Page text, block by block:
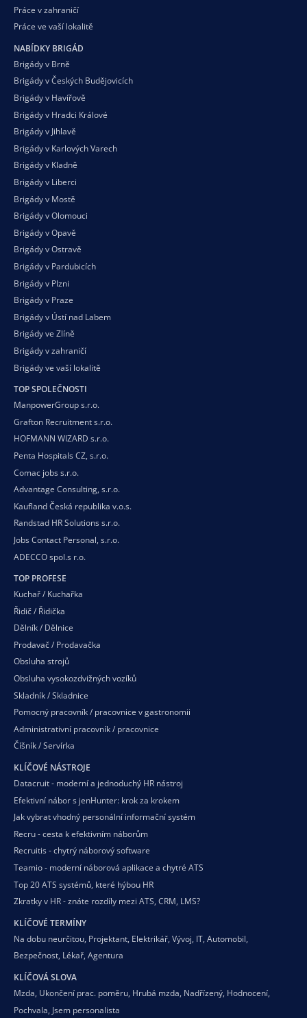
Práce v zahraničí
Práce ve vaší lokalitě
NABÍDKY BRIGÁD
Brigády v Brně
Brigády v Českých Budějovicích
Brigády v Havířově
Brigády v Hradci Králové
Brigády v Jihlavě
Brigády v Karlových Varech
Brigády v Kladně
Brigády v Liberci
Brigády v Mostě
Brigády v Olomouci
Brigády v Opavě
Brigády v Ostravě
Brigády v Pardubicích
Brigády v Plzni
Brigády v Praze
Brigády v Ústí nad Labem
Brigády ve Zlíně
Brigády v zahraničí
Brigády ve vaší lokalitě
TOP SPOLEČNOSTI
ManpowerGroup s.r.o.
Grafton Recruitment s.r.o.
HOFMANN WIZARD s.r.o.
Penta Hospitals CZ, s.r.o.
Comac jobs s.r.o.
Advantage Consulting, s.r.o.
Kaufland Česká republika v.o.s.
Randstad HR Solutions s.r.o.
Jobs Contact Personal, s.r.o.
ADECCO spol.s r.o.
TOP PROFESE
Kuchař / Kuchařka
Řidič / Řidička
Dělník / Dělnice
Prodavač / Prodavačka
Obsluha strojů
Obsluha vysokozdvižných vozíků
Skladník / Skladnice
Pomocný pracovník / pracovnice v gastronomii
Administrativní pracovník / pracovnice
Číšník / Servírka
KLÍČOVÉ NÁSTROJE
Datacruit - moderní a jednoduchý HR nástroj
Efektivní nábor s jenHunter: krok za krokem
Jak vybrat vhodný personální informační systém
Recru - cesta k efektivním náborům
Recruitis - chytrý náborový software
Teamio - moderní náborová aplikace a chytré ATS
Top 20 ATS systémů, které hýbou HR
Zkratky v HR - znáte rozdíly mezi ATS, CRM, LMS?
KLÍČOVÉ TERMÍNY
Na dobu neurčitou, Projektant, Elektrikář, Vývoj, IT, Automobil,
Bezpečnost, Lékař, Agentura
KLÍČOVÁ SLOVA
Mzda, Ukončení prac. poměru, Hrubá mzda, Nadřízený, Hodnocení,
Pochvala, Jsem personalista